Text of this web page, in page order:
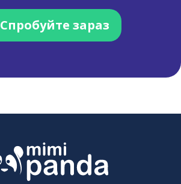
Спробуйте зараз